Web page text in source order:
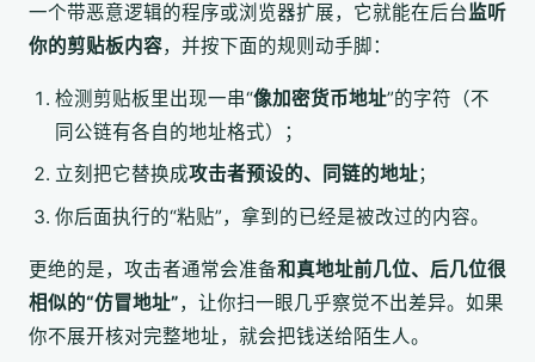
一个带恶意逻辑的程序或浏览器扩展，它就能在后台监听
你的剪贴板内容，并按下面的规则动手脚：
检测剪贴板里出现一串“像加密货币地址”的字符（不
同公链有各自的地址格式）；
立刻把它替换成攻击者预设的、同链的地址；
你后面执行的“粘贴”，拿到的已经是被改过的内容。
更绝的是，攻击者通常会准备和真地址前几位、后几位很
相似的“仿冒地址”，让你扫一眼几乎察觉不出差异。如果
你不展开核对完整地址，就会把钱送给陌生人。